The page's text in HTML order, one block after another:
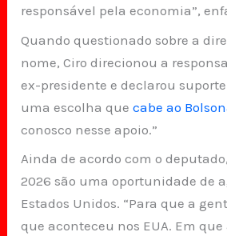
responsável pela economia”,
Quando questionado sobre a
nome, Ciro direcionou a
ex-presidente e declarou suporte
uma escolha quecabe ao
conosco nesse apoio.”
Ainda de acordo com o
2026 são uma oportunidade de
Estados Unidos. “Para que a
que aconteceu nos EUA. Em